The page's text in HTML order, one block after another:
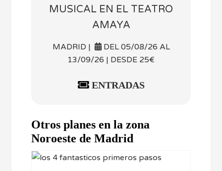
MUSICAL EN EL TEATRO
AMAYA
MADRID |
DEL 05/08/26 AL
13/09/26 | DESDE 25€
ENTRADAS
Otros planes en la zona
Noroeste de Madrid